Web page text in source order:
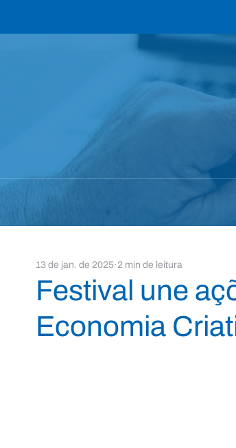
Festival une
Economia
13 de jan. de 2025 2 min de leitura